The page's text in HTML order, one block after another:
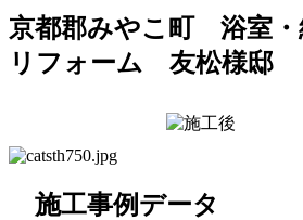
京都郡みやこ町 浴室・
リフォーム 友松様邸
施工事例データ